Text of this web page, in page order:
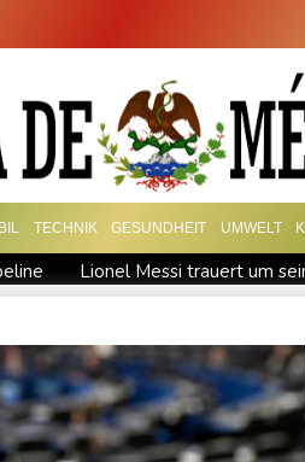
TECHNIK GESUNDHEIT UMWELT
Lionel Messi trauert um
Regierungspartei nominiert Ex-
keine intakten